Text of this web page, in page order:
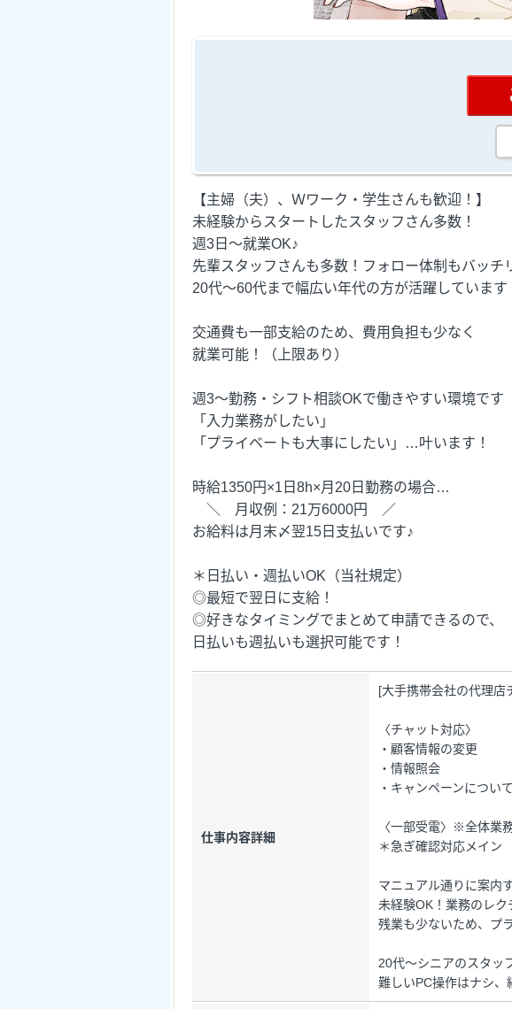
【主婦（夫）、Ｗワーク・学生さんも歓迎！】
未経験からスタートしたスタッフさん多数！
週3日～就業OK♪
先輩スタッフさんも多数！フォロー体制もバッチ
20代～60代まで幅広い年代の方が活躍しています
交通費も一部支給のため、費用負担も少なく
就業可能！（上限あり）
週3～勤務・シフト相談OKで働きやすい環境です
「入力業務がしたい」
「プライベートも大事にしたい」…叶います！
時給1350円×1日8h×月20日勤務の場合…
＼ 月収例：21万6000円 ／
お給料は月末〆翌15日支払いです♪
＊日払い・週払いOK（当社規定）
◎最短で翌日に支給！
◎好きなタイミングでまとめて申請できるので、
日払いも週払いも選択可能です！
仕事内容詳細
[大手携帯会社の代理店
〈チャット対応〉
・顧客情報の変更
・情報照会
・キャンペーンについて
〈一部受電〉※全体業
＊急ぎ確認対応メイン
マニュアル通りに案内
未経験OK！業務のレ
残業も少ないため、プ
20代～シニアのスタッ
難しいPC操作はナシ、